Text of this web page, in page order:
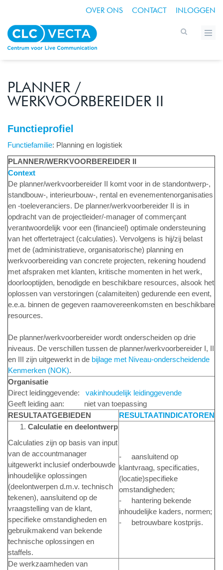
OVER ONS CONTACT INLOGGEN
PLANNER /
WERKVOORBEREIDER II
Functieprofiel
Functiefamilie: Planning en logistiek
PLANNER/WERKVOORBEREIDER II
Context
De planner/werkvoorbereider II komt voor in de standontwerp-,
standbouw-, interieurbouw-, rental en evenementenorganisaties
en ‑toeleveranciers. De planner/werkvoorbereider II is in
opdracht van de projectleider/-manager of commerçant
verantwoordelijk voor een (financieel) optimale ondersteuning
van het offertetraject (calculaties). Vervolgens is hij/zij belast
met de (administratieve, organisatorische) planning en
werkvoorbereiding van concrete projecten, rekening houdend
met afspraken met klanten, kritische momenten in het werk,
doorlooptijden, benodigde en beschikbare resources, alsook het
oplossen van verstoringen (calamiteiten) gedurende een event,
e.e.a. binnen de gegeven raamovereenkomsten en beschikbare
resources.
De planner/werkvoorbereider wordt onderscheiden op drie
niveaus. De verschillen tussen de planner/werkvoorbereider I, II
en III zijn uitgewerkt in de bijlage met Niveau-onderscheidende
Kenmerken (NOK).
Organisatie
Direct leidinggevende: vakinhoudelijk leidinggevende
Geeft leiding aan: niet van toepassing
RESULTAATGEBIEDEN
RESULTAATINDICATOREN
Calculatie en deelontwerp
Calculaties zijn op basis van input
van de accountmanager
uitgewerkt inclusief onderbouwde
inhoudelijke oplossingen
(deelontwerpen d.m.v. technisch
tekenen), aansluitend op de
vraagstelling van de klant,
specifieke omstandigheden en
gebruikmakend van bekende
technische oplossingen en
staffels.
- aansluitend op
klantvraag, specificaties,
(locatie)specifieke
omstandigheden;
- hantering bekende
inhoudelijke kaders, normen;
- betrouwbare kostprijs.
De werkzaamheden van